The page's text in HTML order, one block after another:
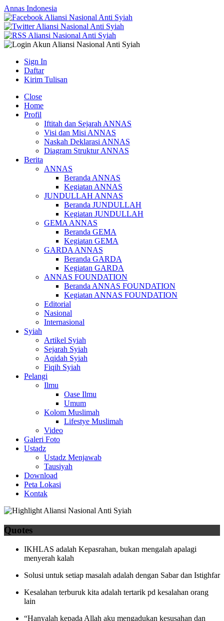
Annas Indonesia
Sign In
Daftar
Kirim Tulisan
Close
Home
Profil
Iftitah dan Sejarah ANNAS
Visi dan Misi ANNAS
Naskah Deklarasi ANNAS
Diagram Struktur ANNAS
Berita
ANNAS
Beranda ANNAS
Kegiatan ANNAS
JUNDULLAH ANNAS
Beranda JUNDULLAH
Kegiatan JUNDULLAH
GEMA ANNAS
Beranda GEMA
Kegiatan GEMA
GARDA ANNAS
Beranda GARDA
Kegiatan GARDA
ANNAS FOUNDATION
Beranda ANNAS FOUNDATION
Kegiatan ANNAS FOUNDATION
Editorial
Nasional
Internasional
Syiah
Artikel Syiah
Sejarah Syiah
Aqidah Syiah
Fiqih Syiah
Pelangi
Ilmu
Oase Ilmu
Umum
Kolom Muslimah
Lifestye Muslimah
Video
Galeri Foto
Ustadz
Ustadz Menjawab
Tausiyah
Download
Peta Lokasi
Kontak
Quotes
IKHLAS adalah Kepasrahan, bukan mengalah apalagi
menyerah kalah
Solusi untuk setiap masalah adalah dengan Sabar dan Istighfar
Kesalahan terburuk kita adalah tertarik pd kesalahan orang
lain
“Hanyalah kepada Allah aku mengadukan kesusahan dan